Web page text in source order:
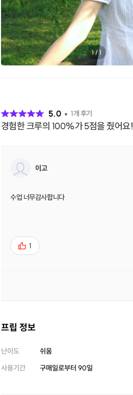
1/1
5.0 1개 후기
경험한 크루의 100%가 5점을 줬어요!
이고
수업 너무감사합니다
1
프립 정보
난이도
쉬움
사용기간
구매일로부터 90일